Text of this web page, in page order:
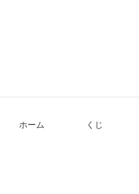
ホーム くじ